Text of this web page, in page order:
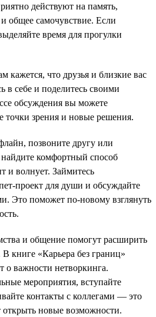
действуют на память,
общее самочувствие. Если
время для прогулки
кажется, что друзья и близкие вас
в себе и поделитесь своими
обсуждения вы можете
зрения и новые решения.
позвоните другу или
комфортный способ
и волнует. Займитесь
проект для души и обсуждайте
Это поможет по-новому взглянуть
и общение помогут расширить
книге «Карьера без границ»
важности нетворкинга.
мероприятия, вступайте
контакты с коллегами — это
новые возможности.